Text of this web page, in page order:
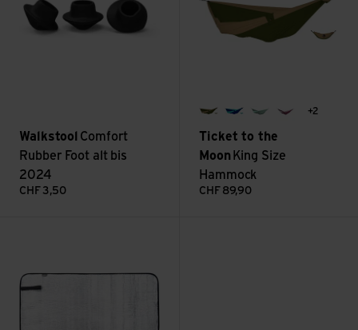
Walkstool Comfort
Rubber Foot alt bis
2024
CHF 3,50
+2
Ticket to the
Moon King Size
Hammock
CHF 89,90